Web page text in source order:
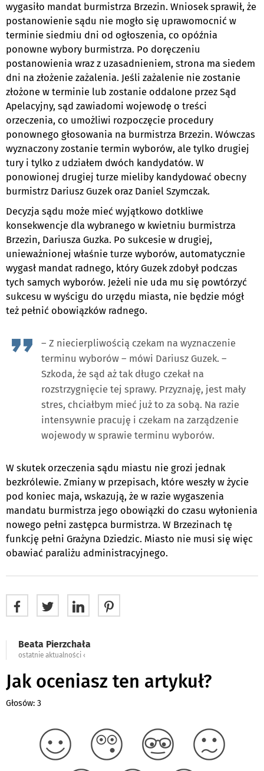
wygasiło mandat burmistrza Brzezin. Wniosek sprawił, że
postanowienie sądu nie mogło się uprawomocnić w
terminie siedmiu dni od ogłoszenia, co opóźnia
ponowne wybory burmistrza. Po doręczeniu
postanowienia wraz z uzasadnieniem, strona ma siedem
dni na złożenie zażalenia. Jeśli zażalenie nie zostanie
złożone w terminie lub zostanie oddalone przez Sąd
Apelacyjny, sąd zawiadomi wojewodę o treści
orzeczenia, co umożliwi rozpoczęcie procedury
ponownego głosowania na burmistrza Brzezin. Wówczas
wyznaczony zostanie termin wyborów, ale tylko drugiej
tury i tylko z udziałem dwóch kandydatów. W
ponowionej drugiej turze mieliby kandydować obecny
burmistrz Dariusz Guzek oraz Daniel Szymczak.
Decyzja sądu może mieć wyjątkowo dotkliwe
konsekwencje dla wybranego w kwietniu burmistrza
Brzezin, Dariusza Guzka. Po sukcesie w drugiej,
unieważnionej właśnie turze wyborów, automatycznie
wygasł mandat radnego, który Guzek zdobył podczas
tych samych wyborów. Jeżeli nie uda mu się powtórzyć
sukcesu w wyścigu do urzędu miasta, nie będzie mógł
też pełnić obowiązków radnego.
– Z niecierpliwością czekam na wyznaczenie
terminu wyborów – mówi Dariusz Guzek. –
Szkoda, że sąd aż tak długo czekał na
rozstrzygnięcie tej sprawy. Przyznaję, jest mały
stres, chciałbym mieć już to za sobą. Na razie
intensywnie pracuję i czekam na zarządzenie
wojewody w sprawie terminu wyborów.
W skutek orzeczenia sądu miastu nie grozi jednak
bezkrólewie. Zmiany w przepisach, które weszły w życie
pod koniec maja, wskazują, że w razie wygaszenia
mandatu burmistrza jego obowiązki do czasu wyłonienia
nowego pełni zastępca burmistrza. W Brzezinach tę
funkcję pełni Grażyna Dziedzic. Miasto nie musi się więc
obawiać paraliżu administracyjnego.
Beata Pierzchała
ostatnie aktualności ‹
Jak oceniasz ten artykuł?
Głosów: 3